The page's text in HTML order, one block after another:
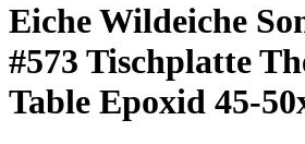
Eiche Wildeiche
#573 Tischplatte
Table Epoxid 45-